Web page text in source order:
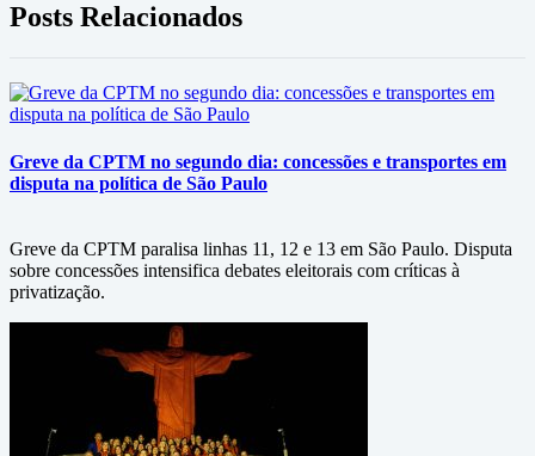
Posts Relacionados
Greve da CPTM no segundo dia: concessões e transportes em
disputa na política de São Paulo
Greve da CPTM paralisa linhas 11, 12 e 13 em São Paulo. Disputa
sobre concessões intensifica debates eleitorais com críticas à
privatização.